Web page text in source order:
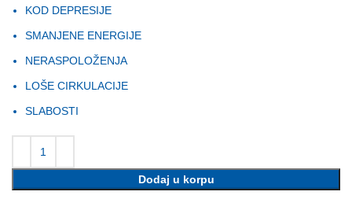
KOD DEPRESIJE
SMANJENE ENERGIJE
NERASPOLOŽENJA
LOŠE CIRKULACIJE
SLABOSTI
Dodaj u korpu